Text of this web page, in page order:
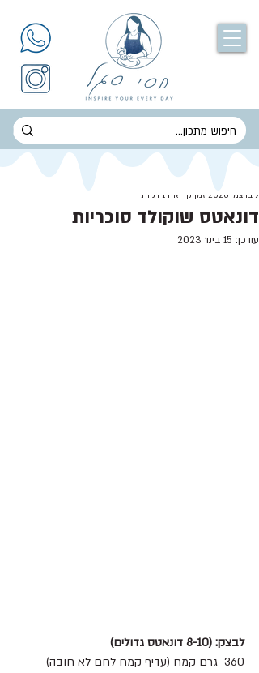
דונאטס שוקולד סוכריות
9 בדצמ׳ 2020
זמן קריאה 1 דקות
עודכן: 15 בינו׳ 2023
לבצק: (8-10 דונאטס גדולים)
360  גרם קמח (עדיף קמח לחם לא חובה)